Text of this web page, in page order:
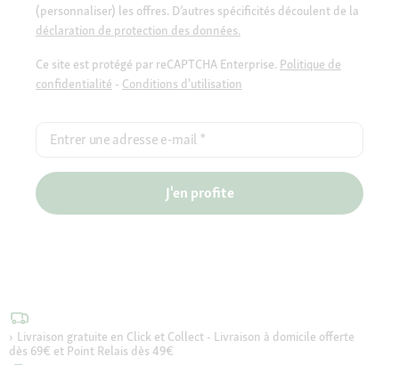
(personnaliser) les offres. D’autres spécificités découlent de la
déclaration de protection des données.
Ce site est protégé par reCAPTCHA Enterprise. Politique de
confidentialité - Conditions d'utilisation
Entrer une adresse e-mail *
J'en profite
Livraison gratuite en Click et Collect - Livraison à domicile offerte
dès 69€ et Point Relais dès 49€